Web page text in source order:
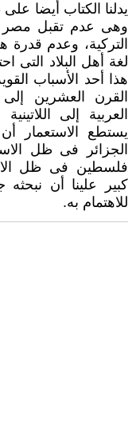
يدلنا الكتاب أيضا
وهى عدم تقبل مصر
التركية، وعدم قدرة
لغة أهل البلاد التى
هذا أحد الأسباب
القرن العشرين
العربية إلى
يستطع الاستعمار
الجزائر فى ظل
فلسطين فى ظل
كبير علينا أن نبحثه
للاهتمام به.